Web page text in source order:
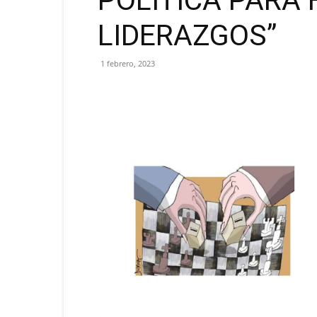
LIDERAZGOS”
1 febrero, 2023